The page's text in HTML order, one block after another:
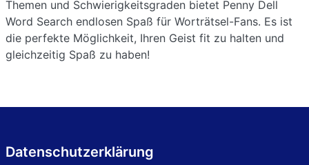
Themen und Schwierigkeitsgraden bietet Penny Dell
Word Search endlosen Spaß für Worträtsel-Fans. Es ist
die perfekte Möglichkeit, Ihren Geist fit zu halten und
gleichzeitig Spaß zu haben!
Datenschutzerklärung